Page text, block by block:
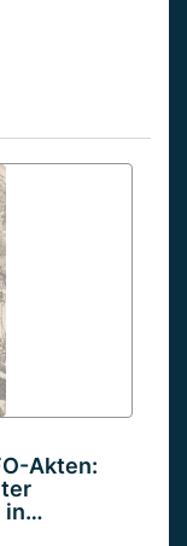
Akten:
in…